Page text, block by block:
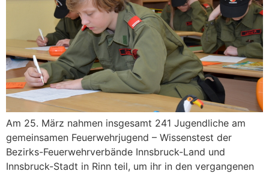
Am 25. März nahmen insgesamt 241 Jugendliche am
gemeinsamen Feuerwehrjugend – Wissenstest der
Bezirks-Feuerwehrverbände Innsbruck-Land und
Innsbruck-Stadt in Rinn teil, um ihr in den vergangenen